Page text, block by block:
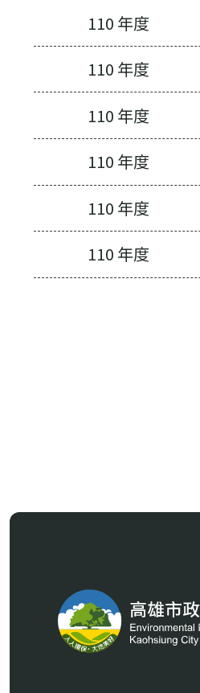
最新消息-列表
110 年度
110 年度
110 年度
110 年度
110 年度
110 年度